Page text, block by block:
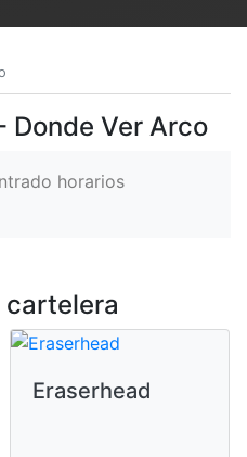
Donde Ver Arco
horarios
cartelera
Eraserhead